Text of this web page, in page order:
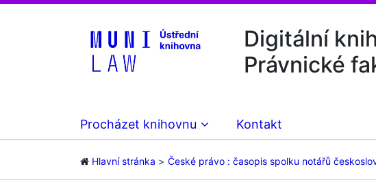
Digitální
Právnické
Procházet knihovnu Kontakt
Hlavní stránka České právo : časopis spolku notářů